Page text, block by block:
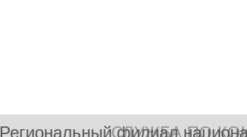
СЛУЖБА ПО
Региональный филиал